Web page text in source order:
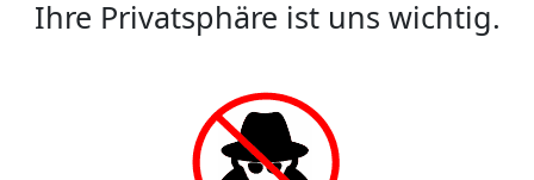
Ihre Privatsphäre ist uns wichtig.